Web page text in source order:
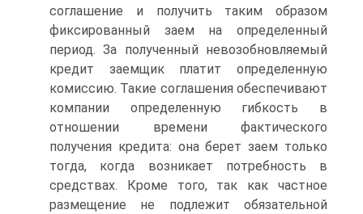
соглашение и получить таким образом
фиксированный заем на определенный
период. За полученный невозобновляемый
кредит заемщик платит определенную
комиссию. Такие соглашения обеспечивают
компании определенную гибкость в
отношении времени фактического
получения кредита: она берет заем только
тогда, когда возникает потребность в
средствах. Кроме того, так как частное
размещение не подлежит обязательной